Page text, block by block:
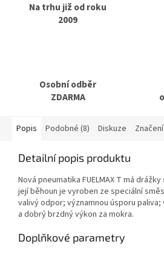
Na trhu již od roku
2009
Osobní odběr
ZDARMA
Popis Podobné (8) Diskuze
Detailní popis produktu
Nová pneumatika FUELMAX T má
její běhoun je vyroben ze speciální
valivý odpor; významnou úsporu
a dobrý brzdný výkon za mokra.
Doplňkové parametry